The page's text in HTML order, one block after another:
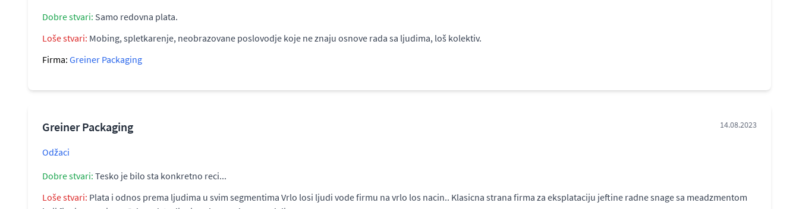
Dobre stvari: Samo redovna plata.
Loše stvari: Mobing, spletkarenje, neobrazovane poslovodje koje ne znaju osnove rada sa ljudima, loš kolektiv.
Firma: Greiner Packaging
Greiner Packaging 14.08.2023
Odžaci
Dobre stvari: Tesko je bilo sta konkretno reci...
Loše stvari: Plata i odnos prema ljudima u svim segmentima Vrlo losi ljudi vode firmu na vrlo los nacin.. Klasicna strana firma za eksplataciju jeftine radne snage sa meadzmentom